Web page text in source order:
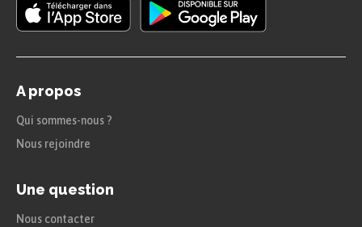
A propos
Qui sommes-nous ?
Nous rejoindre
Une question
Nous contacter